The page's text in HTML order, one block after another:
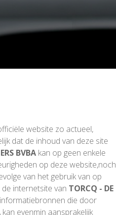
website zo actueel,
dat de inhoud van deze site
BVBA kan op geen enkele
op deze website,noch
van het gebruik van op
internetsite van TORCQ - DE
die door
kan evenmin aansprakelijk